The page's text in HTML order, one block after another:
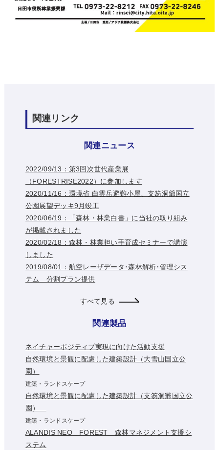
関連リンク
関連ニュース
2022/09/13：第3回次世代産業展
（FORESTRISE2022）に参加します
2020/11/16：環境省 白雲岳避難小屋、支笏洞爺国立
公園展望デッキ9月竣工
2020/06/19：「森林・林業白書」に当社の取り組み
が掲載されました
2020/02/18：森林・林業担い手育成セミナーで講演
しました
2019/08/01：航空レーザデータ･森林解析･管理シス
テム 分割プラン提供
すべて見る
関連製品
ネイチャーポジティブ実現に向けた活動支援
自然環境と景観に配慮した建築設計（大雪山国立公
園）
建築・ランドスケープ
自然環境と景観に配慮した建築設計（支笏洞爺国立公
園）
建築・ランドスケープ
ALANDIS NEO FOREST 森林マネジメント支援シ
ステム